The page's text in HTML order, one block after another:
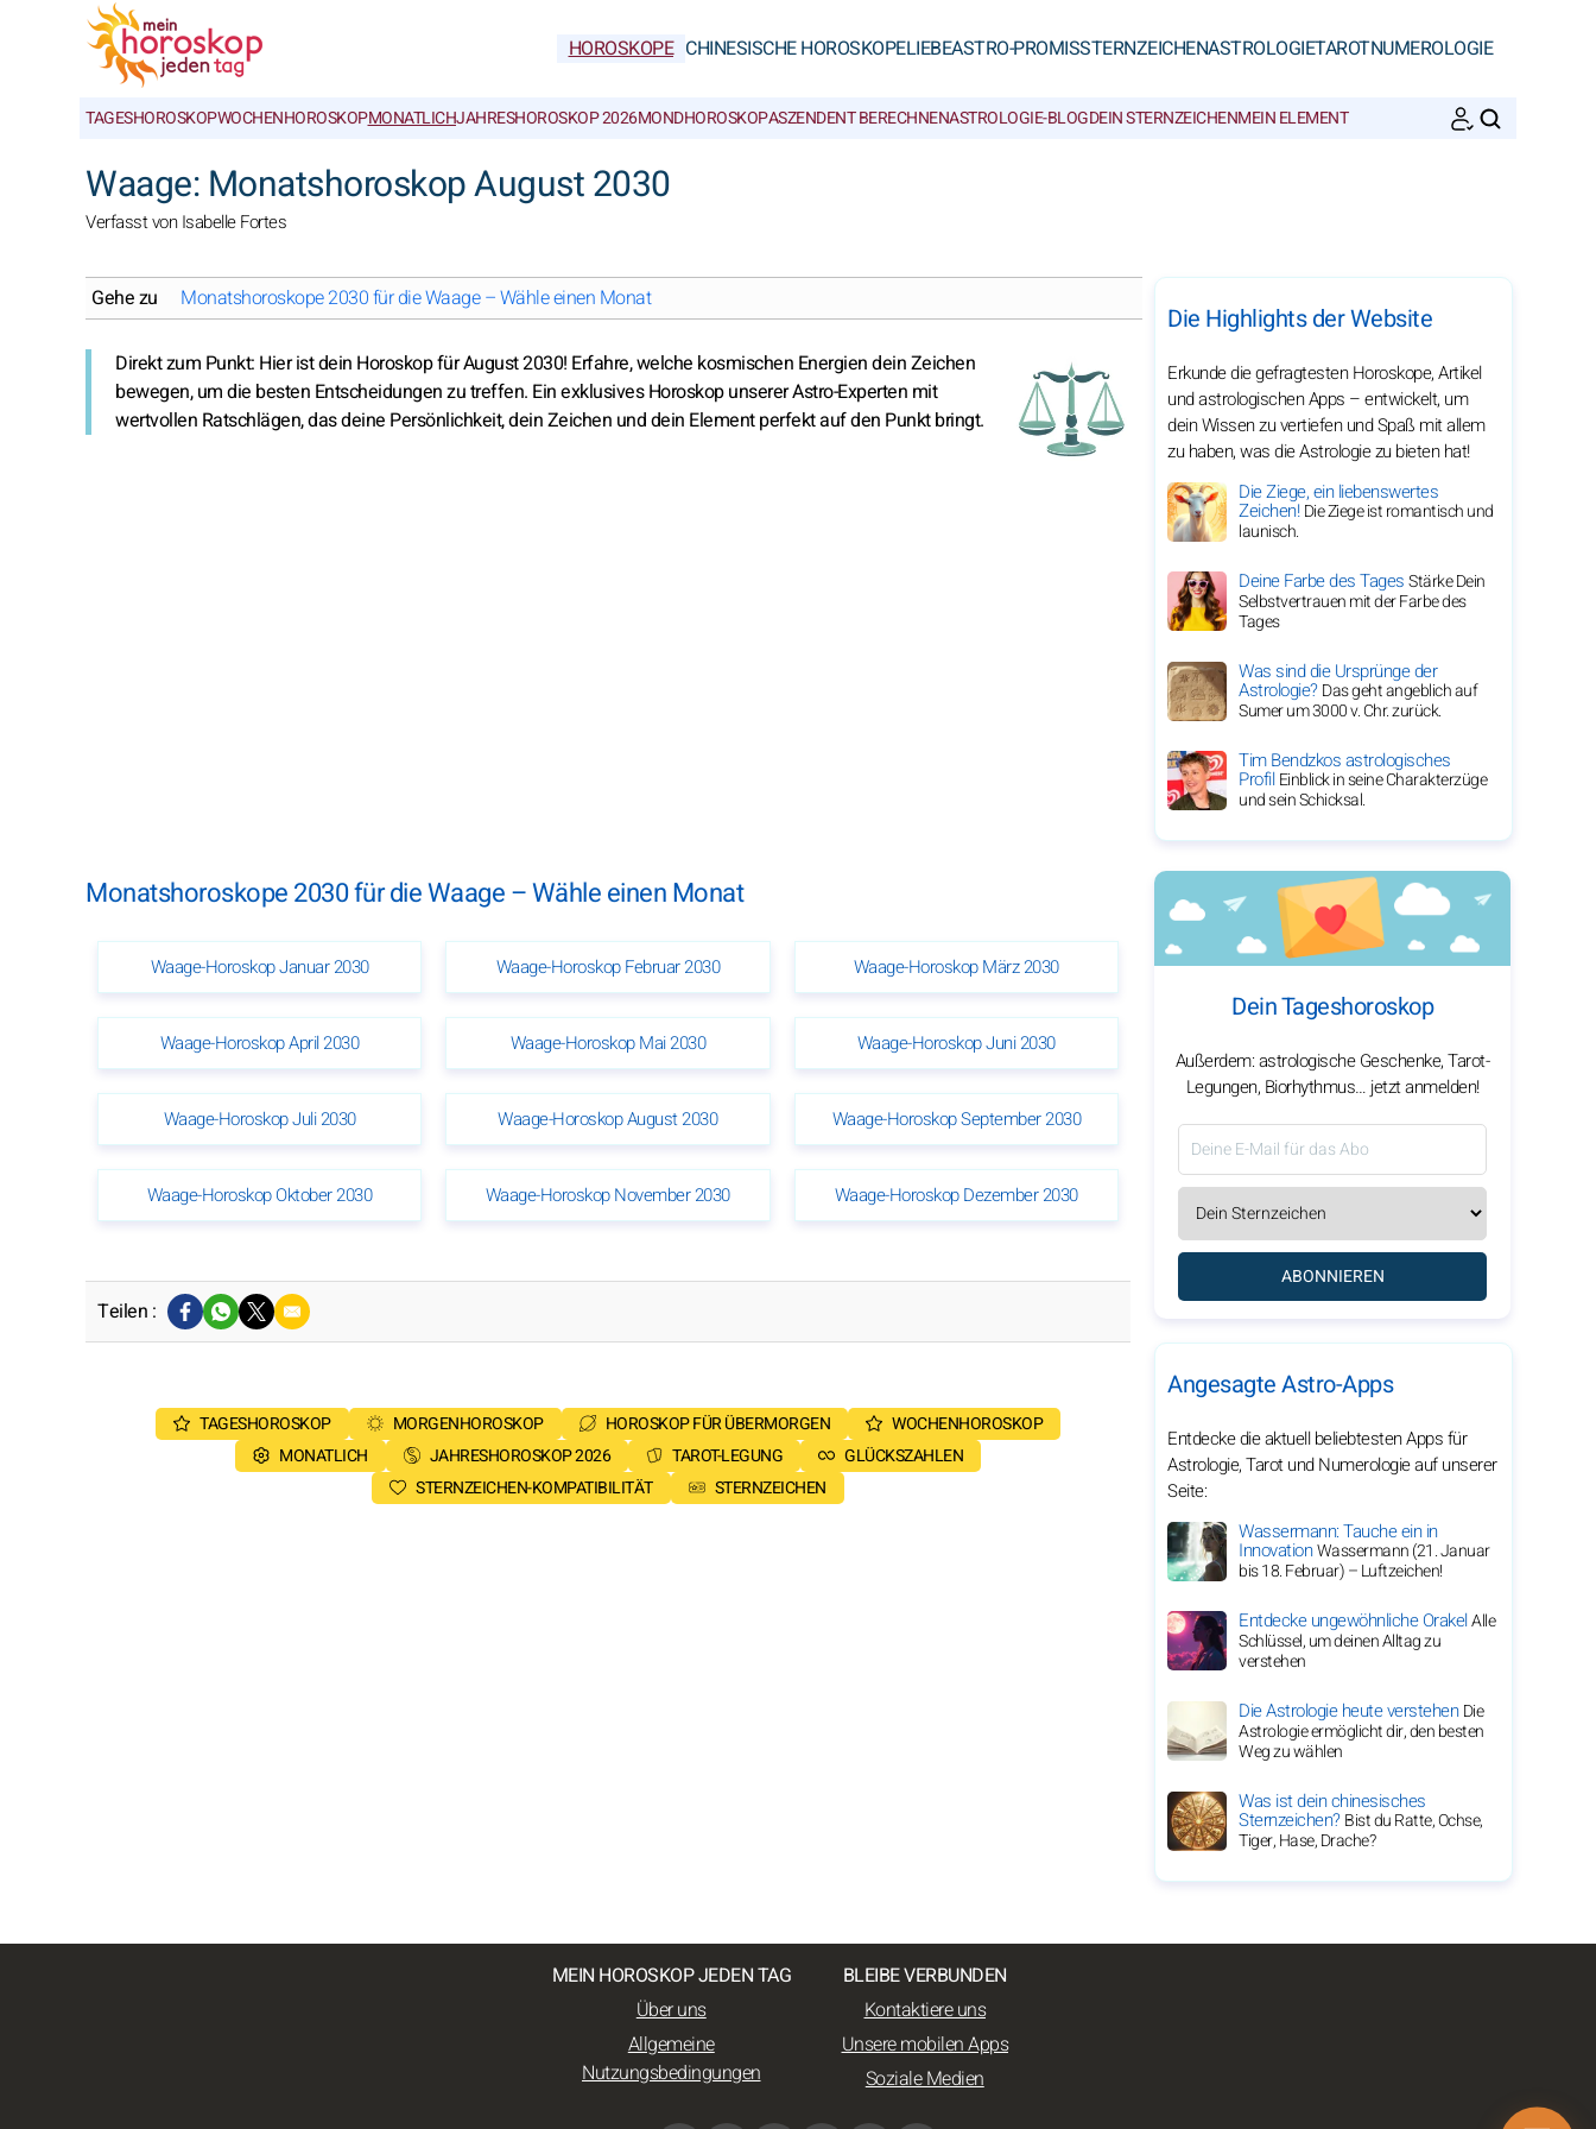
HOROSKOPE CHINESISCHE HOROSKOPELIEBEASTRO-PROMISSTERNZEICHENASTROLOGIETAROTNUMEROLOGIE
TAGESHOROSKOPWOCHENHOROSKOPMONATLICHJAHRESHOROSKOP 2026MONDHOROSKOPASZENDENT BERECHNENASTROLOGIE-BLOGDEIN STERNZEICHENMEIN ELEMENT
Waage: Monatshoroskop August 2030
Verfasst von Isabelle Fortes
Gehe zu Monatshoroskope 2030 für die Waage – Wähle einen Monat
Direkt zum Punkt: Hier ist dein Horoskop für August 2030! Erfahre, welche kosmischen Energien dein Zeichen
bewegen, um die besten Entscheidungen zu treffen. Ein exklusives Horoskop unserer Astro-Experten mit
wertvollen Ratschlägen, das deine Persönlichkeit, dein Zeichen und dein Element perfekt auf den Punkt bringt.
Monatshoroskope 2030 für die Waage – Wähle einen Monat
Waage-Horoskop Januar 2030 Waage-Horoskop Februar 2030 Waage-Horoskop März 2030
Waage-Horoskop April 2030 Waage-Horoskop Mai 2030 Waage-Horoskop Juni 2030
Waage-Horoskop Juli 2030 Waage-Horoskop August 2030 Waage-Horoskop September 2030
Waage-Horoskop Oktober 2030 Waage-Horoskop November 2030 Waage-Horoskop Dezember 2030
Teilen :
TAGESHOROSKOP MORGENHOROSKOP HOROSKOP FÜR ÜBERMORGEN
WOCHENHOROSKOP
MONATLICH
JAHRESHOROSKOP 2026 TAROT-LEGUNG
GLÜCKSZAHLEN
STERNZEICHEN-KOMPATIBILITÄT
STERNZEICHEN
Die Highlights der Website
Erkunde die gefragtesten Horoskope, Artikel
und astrologischen Apps – entwickelt, um
dein Wissen zu vertiefen und Spaß mit allem
zu haben, was die Astrologie zu bieten hat!
Die Ziege, ein liebenswertes
Zeichen!Die Ziege ist romantisch und
launisch.
Deine Farbe des TagesStärke Dein
Selbstvertrauen mit der Farbe des
Tages
Was sind die Ursprünge der
Astrologie?Das geht angeblich auf
Sumer um 3000 v. Chr. zurück.
Tim Bendzkos astrologisches
ProfilEinblick in seine Charakterzüge
und sein Schicksal.
Dein Tageshoroskop
Außerdem: astrologische Geschenke, Tarot-
Legungen, Biorhythmus… jetzt anmelden!
ABONNIEREN
Angesagte Astro-Apps
Entdecke die aktuell beliebtesten Apps für
Astrologie, Tarot und Numerologie auf unserer
Seite:
Wassermann: Tauche ein in
InnovationWassermann (21. Januar
bis 18. Februar) – Luftzeichen!
Entdecke ungewöhnliche OrakelAlle
Schlüssel, um deinen Alltag zu
verstehen
Die Astrologie heute verstehenDie
Astrologie ermöglicht dir, den besten
Weg zu wählen
Was ist dein chinesisches
Sternzeichen?Bist du Ratte, Ochse,
Tiger, Hase, Drache?
MEIN HOROSKOP JEDEN TAG
Über uns
Allgemeine
Nutzungsbedingungen
BLEIBE VERBUNDEN
Kontaktiere uns
Unsere mobilen Apps
Soziale Medien